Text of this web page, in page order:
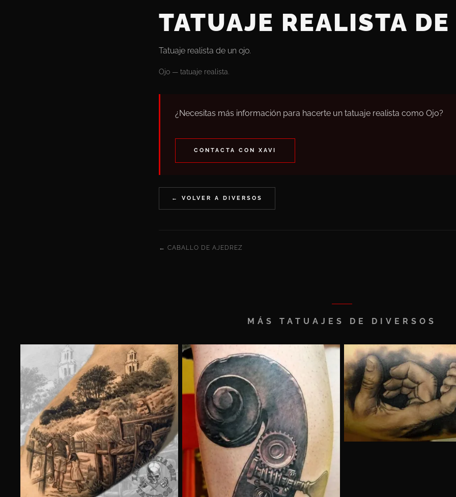
TATUAJE REALISTA
Tatuaje realista de un ojo.
Ojo — tatuaje realista.
¿Necesitas más información para hacerte un tatuaje realista como Ojo?
CONTACTA CON XAVI
← VOLVER A DIVERSOS
← CABALLO DE AJEDREZ
MÁS TATUAJES DE DIVERSOS